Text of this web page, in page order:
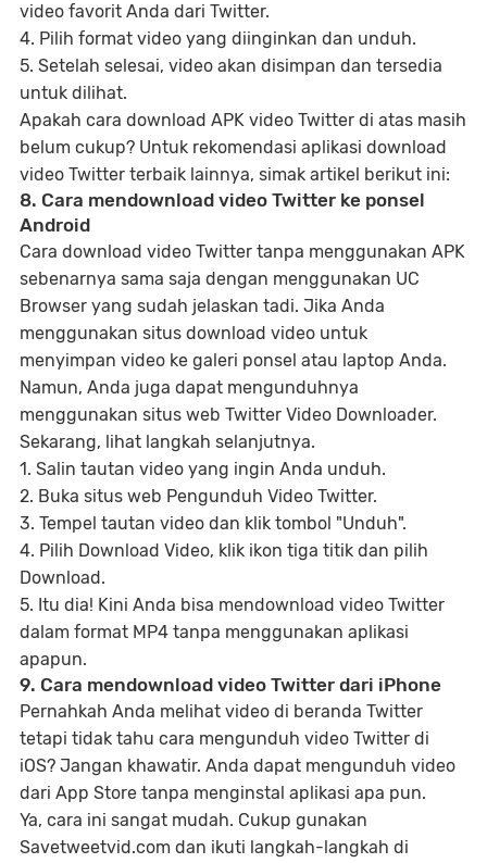
video favorit Anda dari Twitter.
4. Pilih format video yang diinginkan dan unduh.
5. Setelah selesai, video akan disimpan dan tersedia
untuk dilihat.
Apakah cara download APK video Twitter di atas masih
belum cukup? Untuk rekomendasi aplikasi download
video Twitter terbaik lainnya, simak artikel berikut ini:
8. Cara mendownload video Twitter ke ponsel
Android
Cara download video Twitter tanpa menggunakan APK
sebenarnya sama saja dengan menggunakan UC
Browser yang sudah jelaskan tadi. Jika Anda
menggunakan situs download video untuk
menyimpan video ke galeri ponsel atau laptop Anda.
Namun, Anda juga dapat mengunduhnya
menggunakan situs web Twitter Video Downloader.
Sekarang, lihat langkah selanjutnya.
1. Salin tautan video yang ingin Anda unduh.
2. Buka situs web Pengunduh Video Twitter.
3. Tempel tautan video dan klik tombol "Unduh".
4. Pilih Download Video, klik ikon tiga titik dan pilih
Download.
5. Itu dia! Kini Anda bisa mendownload video Twitter
dalam format MP4 tanpa menggunakan aplikasi
apapun.
9. Cara mendownload video Twitter dari iPhone
Pernahkah Anda melihat video di beranda Twitter
tetapi tidak tahu cara mengunduh video Twitter di
iOS? Jangan khawatir. Anda dapat mengunduh video
dari App Store tanpa menginstal aplikasi apa pun.
Ya, cara ini sangat mudah. Cukup gunakan
Savetweetvid.com dan ikuti langkah-langkah di